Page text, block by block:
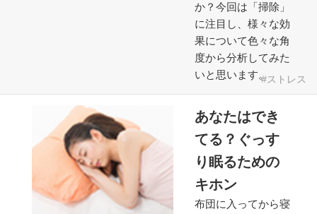
か？今回は「掃除」
に注目し、様々な効
果について色々な角
度から分析してみた
いと思います。ストレス
あなたはでき
てる？ぐっす
り眠るための
キホン
布団に入ってから寝